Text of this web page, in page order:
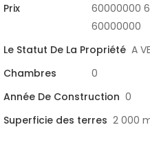
Prix 60000000
60000000
Le Statut De La Propriété A
Chambres
0
Année De Construction 0
Superficie des terres 2 000